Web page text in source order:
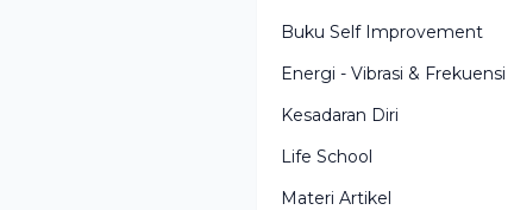
Buku Self Improvement
Energi - Vibrasi & Frekuensi
Kesadaran Diri
Life School
Materi Artikel